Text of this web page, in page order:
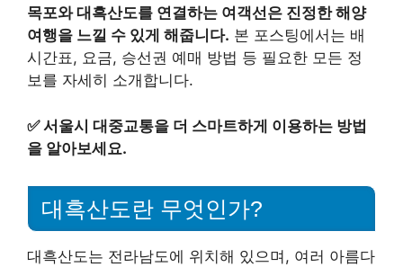
목포와 대흑산도를 연결하는 여객선은 진정한 해양
여행을 느낄 수 있게 해줍니다. 본 포스팅에서는 배
시간표, 요금, 승선권 예매 방법 등 필요한 모든 정
보를 자세히 소개합니다.
✅서울시 대중교통을 더 스마트하게 이용하는 방법
을 알아보세요.
대흑산도란 무엇인가?
대흑산도는 전라남도에 위치해 있으며, 여러 아름다